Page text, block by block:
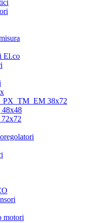
El.co
38x72
48x48
motori